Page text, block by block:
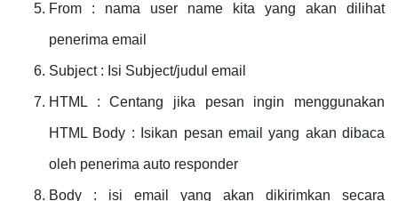
From : nama user name kita yang akan dilihat
penerima email
Subject : Isi Subject/judul email
HTML : Centang jika pesan ingin menggunakan
HTML Body : Isikan pesan email yang akan dibaca
oleh penerima auto responder
Body : isi email yang akan dikirimkan secara